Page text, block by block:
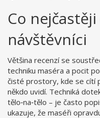
Co
návštěvníci
Většina recenzí se
techniku maséra a pocit
čisté prostory, kde se cítí
někdo uvidí. Techniká
tělo‑na‑tělo – je často
ukazuje, že maséři